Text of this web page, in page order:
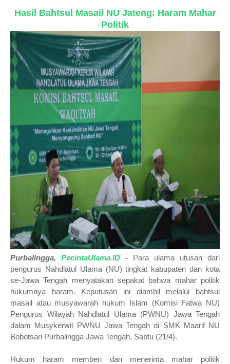
Hasil Bahtsul Masail NU Jateng: Haram Mahar
Politik
Purbalingga, PecintaUlama.ID - Para ulama utusan dari
pengurus Nahdlatul Ulama (NU) tingkat kabupaten dan kota
se-Jawa Tengah menyatakan sepakat bahwa mahar politik
hukumnya haram. Keputusan ini diambil melalui bahtsul
masail atau musyawarah hukum Islam (Komisi Fatwa NU)
Pengurus Wilayah Nahdlatul Ulama (PWNU) Jawa Tengah
dalam Musykerwil PWNU Jawa Tengah di SMK Maarif NU
Bobotsari Purbalingga Jawa Tengah, Sabtu (21/4).
Hukum haram memberi dan menerima mahar politik